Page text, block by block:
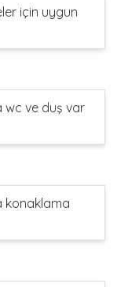
için uygun
wc ve duş var
konaklama